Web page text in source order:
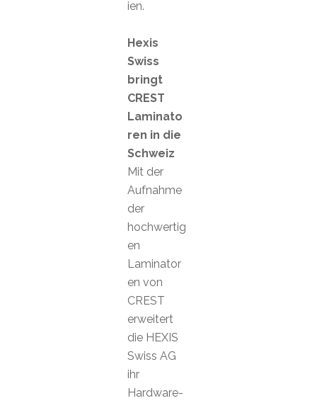
ien.
Hexis
Swiss
bringt
CREST
Laminato
ren in die
Schweiz
Mit der
Aufnahme
der
hochwertig
en
Laminator
en von
CREST
erweitert
die HEXIS
Swiss AG
ihr
Hardware-